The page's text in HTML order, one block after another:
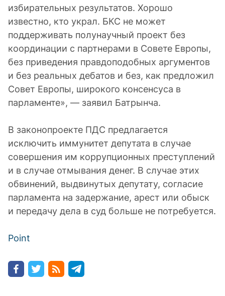
избирательных результатов. Хорошо
известно, кто украл. БКС не может
поддерживать полунаучный проект без
координации с партнерами в Совете Европы,
без приведения правдоподобных аргументов
и без реальных дебатов и без, как предложил
Совет Европы, широкого консенсуса в
парламенте», — заявил Батрынча.
В законопроекте ПДС предлагается
исключить иммунитет депутата в случае
совершения им коррупционных преступлений
и в случае отмывания денег. В случае этих
обвинений, выдвинутых депутату, согласие
парламента на задержание, арест или обыск
и передачу дела в суд больше не потребуется.
Point